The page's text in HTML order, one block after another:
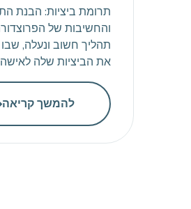
תרומת ביציות: הבנת
והחשיבות של
תהליך חשוב ונעלה,
את הביציות שלה
במטרה לעזור לה
השיטה הזו של רפואה
משמשת כאשר האישה
בביציות שלה מסיבות
ביציות היא אחת
להמשך קריאה